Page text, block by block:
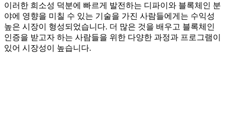
이러한 희소성 덕분에 빠르게 발전하는 디파이와 블록체인 분
야에 영향을 미칠 수 있는 기술을 가진 사람들에게는 수익성
높은 시장이 형성되었습니다. 더 많은 것을 배우고 블록체인
인증을 받고자 하는 사람들을 위한 다양한 과정과 프로그램이
있어 시장성이 높습니다.